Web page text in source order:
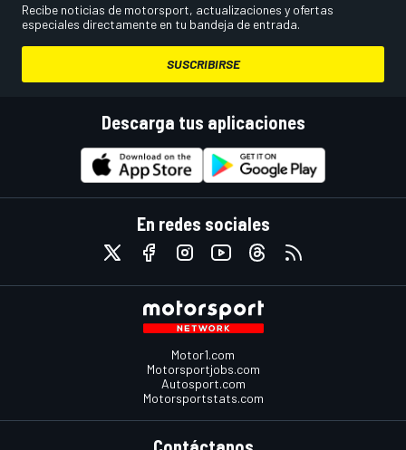
Recibe noticias de motorsport, actualizaciones y ofertas
especiales directamente en tu bandeja de entrada.
SUSCRIBIRSE
Descarga tus aplicaciones
En redes sociales
Motor1.com
Motorsportjobs.com
Autosport.com
Motorsportstats.com